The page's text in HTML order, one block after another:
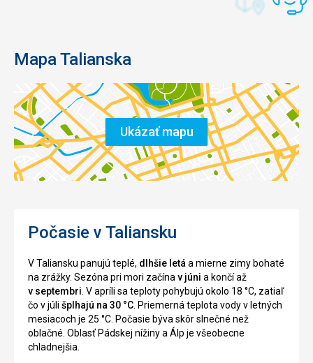
Mapa Talianska
Ukázať mapu
Počasie v Taliansku
V Taliansku panujú teplé, dlhšie letá a mierne zimy bohaté
na zrážky. Sezóna pri mori začína v júni a končí až
v septembri . V apríli sa teploty pohybujú okolo 18 °C, zatiaľ
čo v júli šplhajú na 30 °C . Priemerná teplota vody v letných
mesiacoch je 25 °C. Počasie býva skôr slnečné než
oblačné. Oblasť Pádskej nížiny a Álp je všeobecne
chladnejšia.